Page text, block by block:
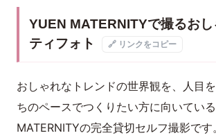
YUEN MATERNITYで撮るお
ティフォト
🔗 リンクをコピー
おしゃれなトレンドの世界観を、人目
ちのペースでつくりたい方に向いてい
MATERNITYの完全貸切セルフ撮影で